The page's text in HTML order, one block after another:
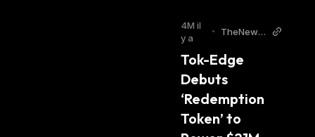
S
S
E
R
:
4M il
y a
•
TheNews
Tok-Edge
Debuts
‘Redemption
Token’ to